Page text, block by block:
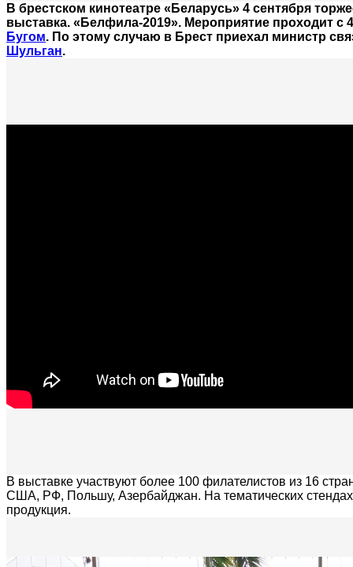
В брестском кинотеатре «Беларусь» 4 сентября
выставка. «Белфила-2019». Мероприятие проходит с
Бугом. По этому случаю в Брест приехал министр
Шульган.
В выставке участвуют более 100 филателистов из 16
США, РФ, Польшу, Азербайджан. На тематических
продукция.